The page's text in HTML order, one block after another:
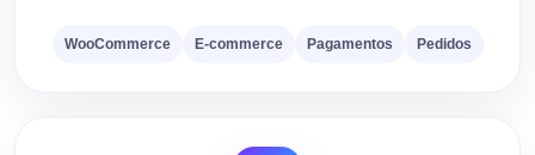
WooCommerce E-commerce Pagamentos Pedidos